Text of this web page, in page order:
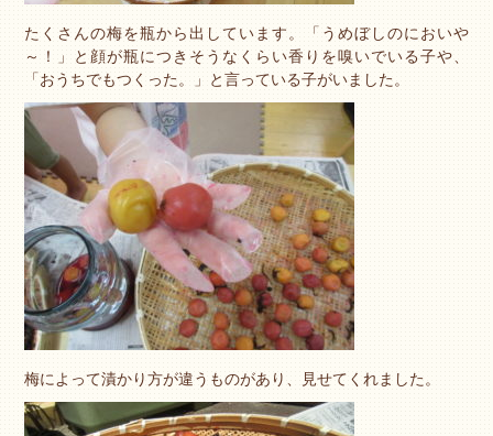
たくさんの梅を瓶から出しています。「うめぼしのにおいや
～！」と顔が瓶につきそうなくらい香りを嗅いでいる子や、
「おうちでもつくった。」と言っている子がいました。
梅によって漬かり方が違うものがあり、見せてくれました。